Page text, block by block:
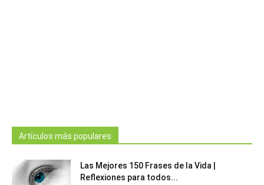
Artículos más populares
Las Mejores 150 Frases de la Vida |
Reflexiones para todos...